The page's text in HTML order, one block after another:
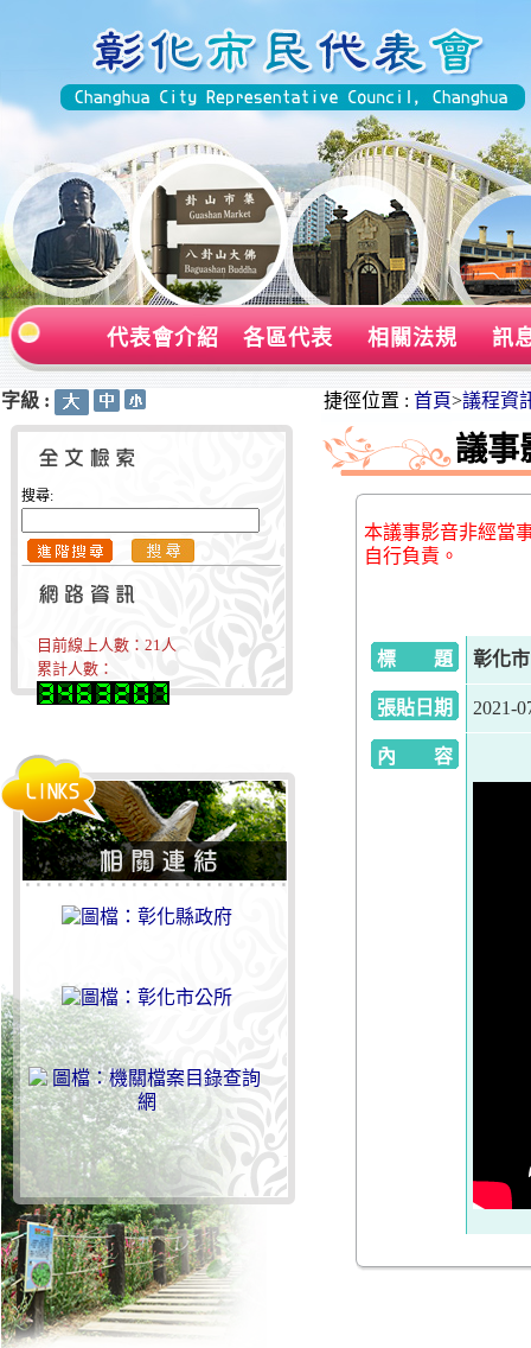
代表會介紹 各區代表 相關法規 訊
字級 :
搜尋:
目前線上人數： 21人
累計人數：
捷徑位置 : 首頁>議程資
議事
本議事影音非經當
自行負責。
標 題 彰化
張貼日期 2021-
內 容